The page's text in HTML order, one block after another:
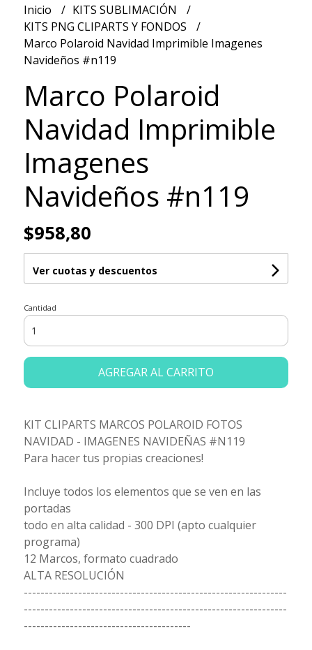
Inicio
KITS SUBLIMACIÓN
KITS PNG CLIPARTS Y FONDOS
Marco Polaroid Navidad Imprimible Imagenes
Navideños #n119
Marco Polaroid
Navidad Imprimible
Imagenes
Navideños #n119
$958,80
Ver cuotas y descuentos
Cantidad
AGREGAR AL CARRITO
KIT CLIPARTS MARCOS POLAROID FOTOS
NAVIDAD - IMAGENES NAVIDEÑAS #N119
Para hacer tus propias creaciones!
Incluye todos los elementos que se ven en las
portadas
todo en alta calidad - 300 DPI (apto cualquier
programa)
12 Marcos, formato cuadrado
ALTA RESOLUCIÓN
---------------------------------------------------------------
---------------------------------------------------------------
----------------------------------------